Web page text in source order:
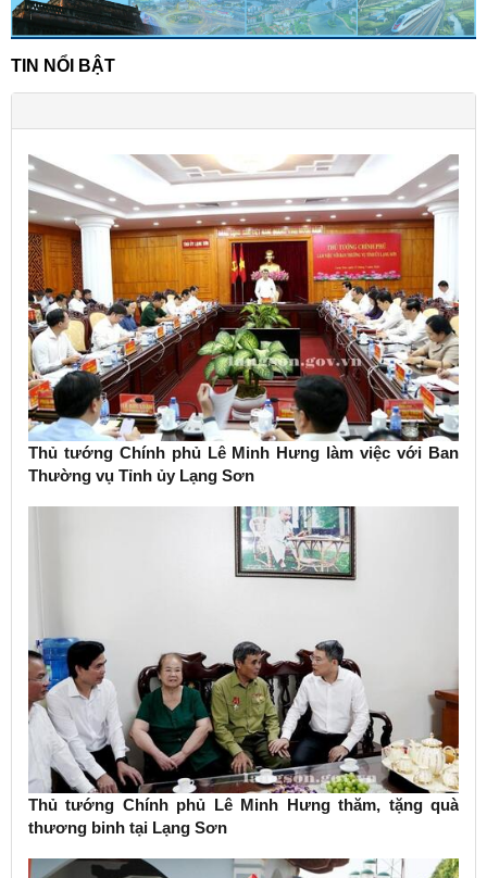
TIN NỔI BẬT
Thủ tướng Chính phủ Lê Minh Hưng làm việc với Ban
Thường vụ Tỉnh ủy Lạng Sơn
Thủ tướng Chính phủ Lê Minh Hưng thăm, tặng quà
thương binh tại Lạng Sơn